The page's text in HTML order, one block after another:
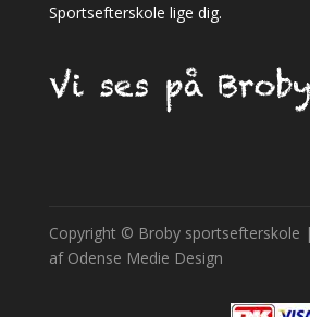
Sportsefterskole lige dig.
Copyright © Broby sportsefterskole
af Odense Medie Design